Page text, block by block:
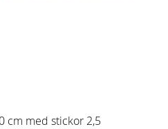
cm med stickor 2,5